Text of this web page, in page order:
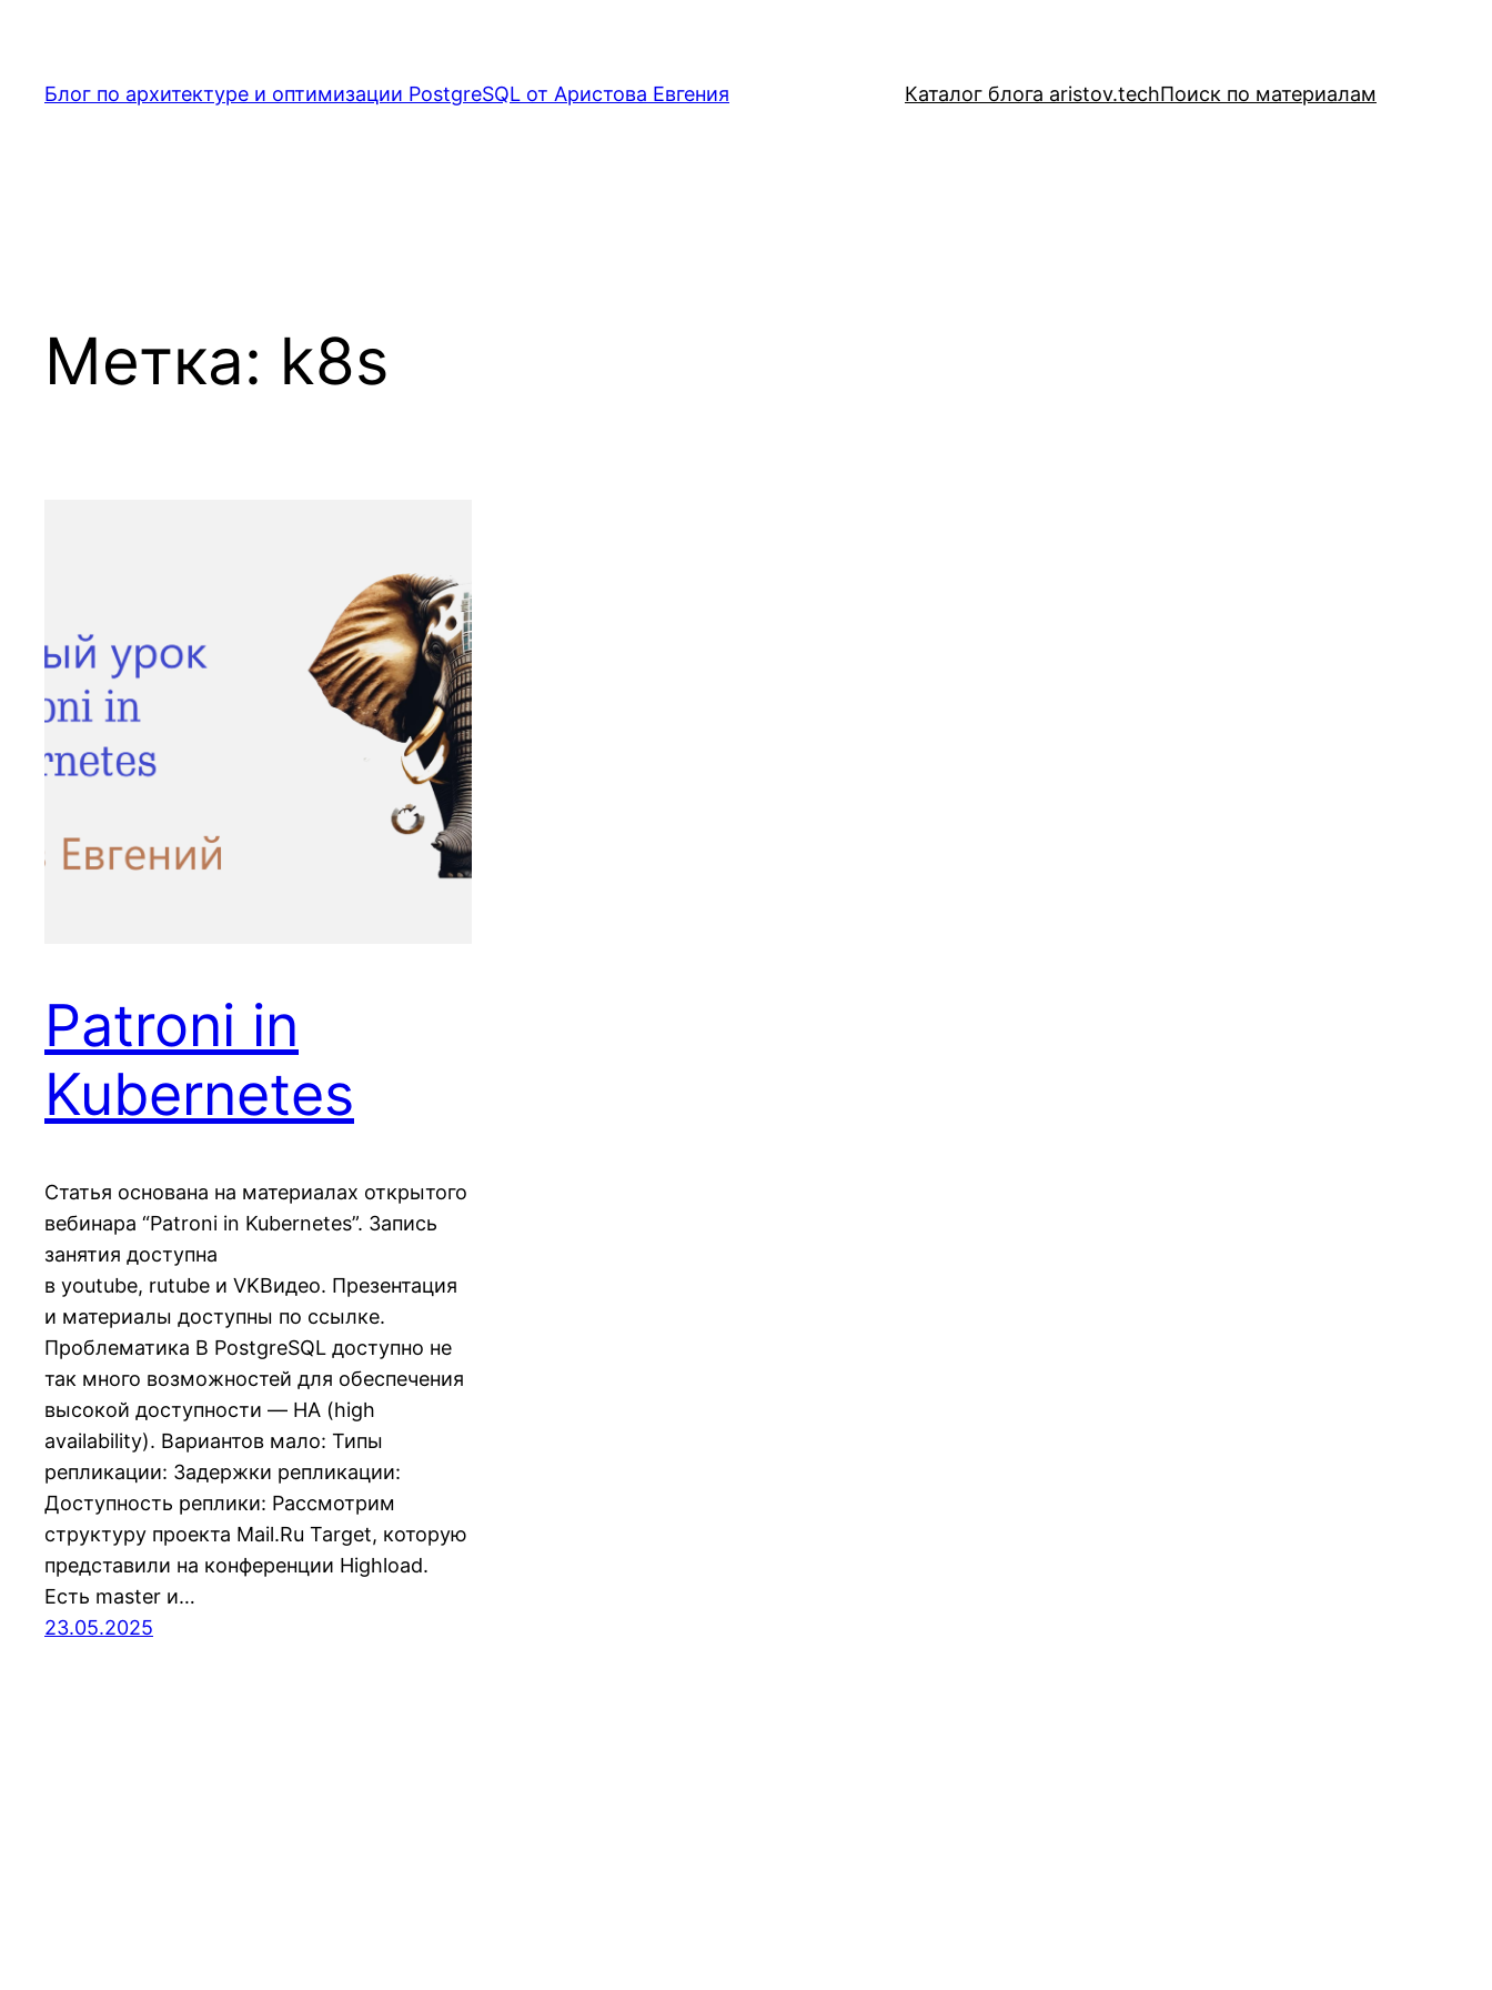
содержимому
Блог по архитектуре и оптимизации PostgreSQL от Аристова Евгения Каталог блога aristov.techПоиск по материалам
Метка: k8s
Patroni in
Kubernetes
Статья основана на материалах открытого
вебинара “Patroni in Kubernetes”. Запись
занятия доступна
в youtube, rutube и VKВидео. Презентация
и материалы доступны по ссылке.
Проблематика В PostgreSQL доступно не
так много возможностей для обеспечения
высокой доступности — HA (high
availability). Вариантов мало: Типы
репликации: Задержки репликации:
Доступность реплики: Рассмотрим
структуру проекта Mail.Ru Target, которую
представили на конференции Highload.
Есть master и…
23.05.2025